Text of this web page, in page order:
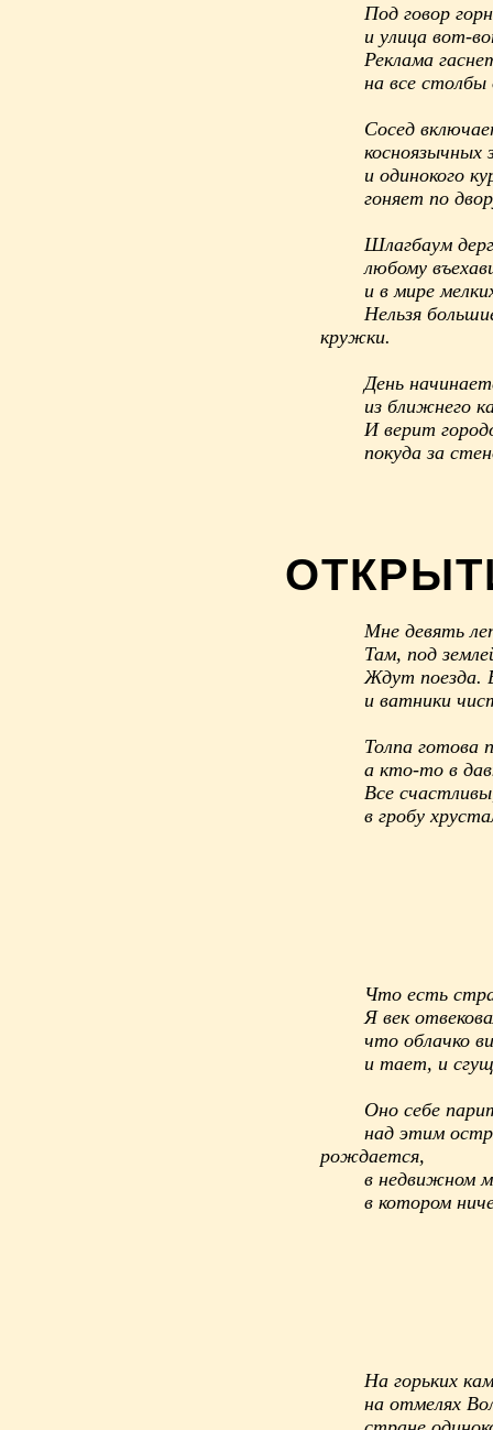
Под говор
и улица вот-
Реклама
на все столбы
Сосед
косноязычных
и одинокого
гоняет по
Шлагбаум
любому
и в мире
Нельзя
кружки.
День
из ближнего
И верит
покуда за
Мне девять
Там, под
Ждут поезда.
и ватники
Толпа готова
а кто-то в
Все
в гробу
Что есть
Я век
что облачко
и тает, и
Оно себе
над этим
рождается,
в недвижном
в котором
На горьких
на отмелях